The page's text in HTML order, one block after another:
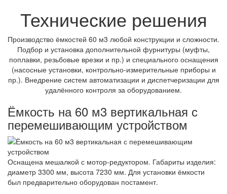
Технические решения
Производство ёмкостей 60 м3 любой конструкции и сложности.
Подбор и установка дополнительной фурнитуры (муфты,
поплавки, резьбовые врезки и пр.) и специального оснащения
(насосные установки, контрольно-измерительные приборы и
пр.). Внедрение систем автоматизации и диспетчеризации для
удалённого контроля за оборудованием.
Ёмкость на 60 м3 вертикальная с
перемешивающим устройством
Оснащена мешалкой с мотор-редуктором. Габариты изделия:
диаметр 3300 мм, высота 7230 мм. Для установки ёмкости
был предварительно оборудован постамент.